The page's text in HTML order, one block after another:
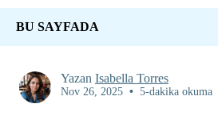
BU SAYFADA
Yazan Isabella Torres
Nov 26, 2025 • 5-dakika okuma